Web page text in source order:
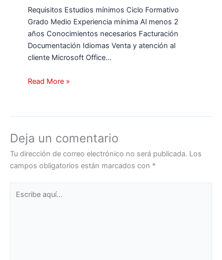
Requisitos Estudios mínimos Ciclo Formativo
Grado Medio Experiencia mínima Al menos 2
años Conocimientos necesarios Facturación
Documentación Idiomas Venta y atención al
cliente Microsoft Office…
Read More »
Deja un comentario
Tu dirección de correo electrónico no será publicada. Los
campos obligatorios están marcados con *
aquí...